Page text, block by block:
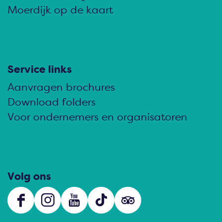
Moerdijk op de kaart
Service links
Aanvragen brochures
Download folders
Voor ondernemers en organisatoren
Volg ons
F
I
Y
T
s